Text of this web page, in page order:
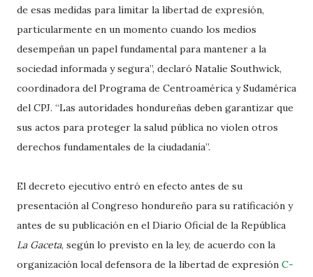
de esas medidas para limitar la libertad de expresión,
particularmente en un momento cuando los medios
desempeñan un papel fundamental para mantener a la
sociedad informada y segura”, declaró Natalie Southwick,
coordinadora del Programa de Centroamérica y Sudamérica
del CPJ. “Las autoridades hondureñas deben garantizar que
sus actos para proteger la salud pública no violen otros
derechos fundamentales de la ciudadanía”.
El decreto ejecutivo entró en efecto antes de su
presentación al Congreso hondureño para su ratificación y
antes de su publicación en el Diario Oficial de la República
La Gaceta, según lo previsto en la ley, de acuerdo con la
organización local defensora de la libertad de expresión C-